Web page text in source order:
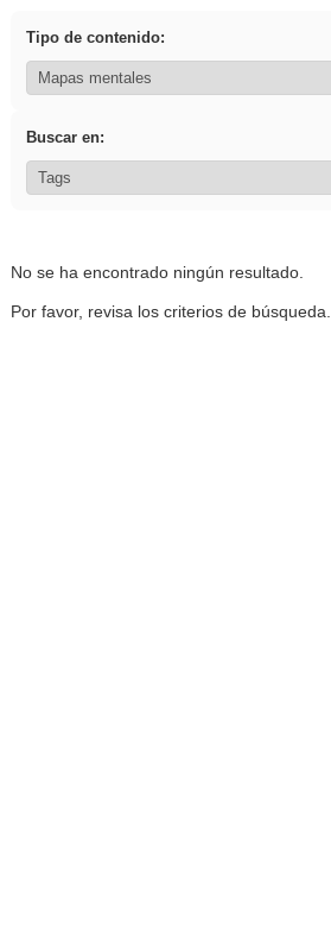
Tipo de contenido:
Buscar en:
No se ha encontrado ningún resultado.
Por favor, revisa los criterios de búsqueda.